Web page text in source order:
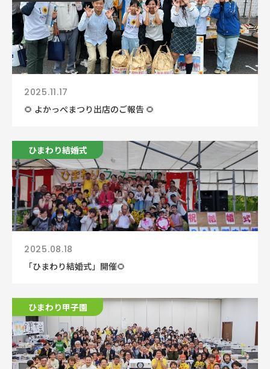
2025.11.17
🌻 よかっぺまつり出店のご報告 🌻
ひまわり結婚式
2025.08.18
「ひまわり結婚式」開催🌻
ひまわり甲子園